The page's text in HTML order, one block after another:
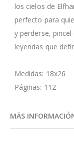
los cielos de
perfecto para
y perderse,
leyendas que
Medidas: 18x26
Páginas: 112
MÁS